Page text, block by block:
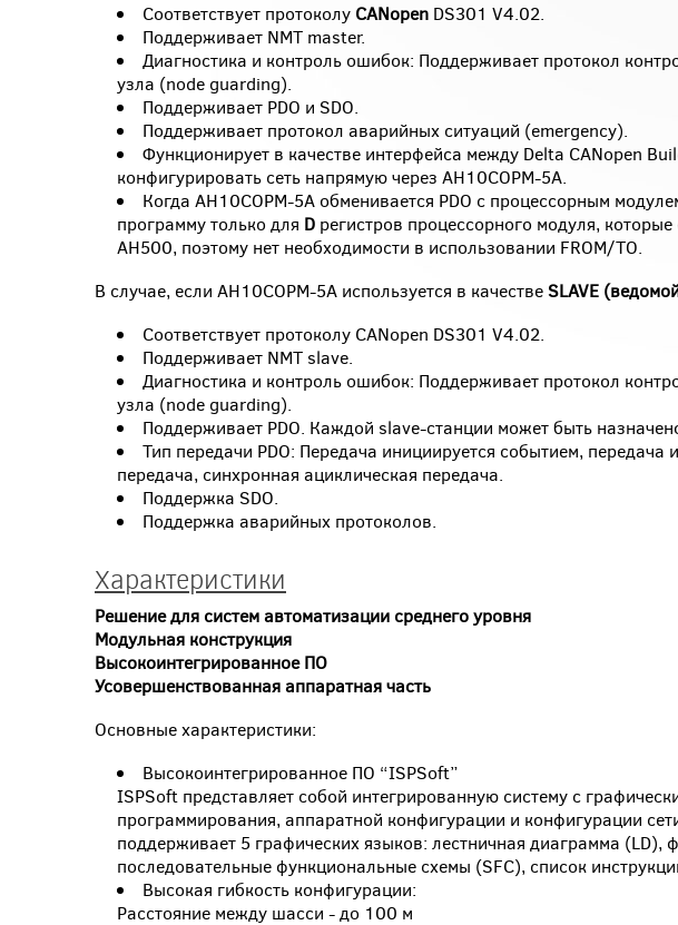
Соответствует протоколу CANopen DS301 V4.02.
Поддерживает NMT master.
Диагностика и контроль ошибок: Поддерживает протокол
узла (node guarding).
Поддерживает PDO и SDO.
Поддерживает протокол аварийных ситуаций (emergency).
Функционирует в качестве интерфейса между Delta CANopen
конфигурировать сеть напрямую через AH10COPM-5A.
Когда AH10COPM-5A обменивается PDO с процессорным
программу только для D регистров процессорного модуля,
AH500, поэтому нет необходимости в использовании FROM/TO.
В случае, если AH10COPM-5A используется в качествеSLAVE
Соответствует протоколу CANopen DS301 V4.02.
Поддерживает NMT slave.
Диагностика и контроль ошибок: Поддерживает протокол
узла (node guarding).
Поддерживает PDO. Каждой slave-станции может быть
Тип передачи PDO: Передача инициируется событием,
передача, синхронная ациклическая передача.
Поддержка SDO.
Поддержка аварийных протоколов.
Характеристики
Решение для систем автоматизации среднего уровня
Модульная конструкция
Высокоинтегрированное ПО
Усовершенствованная аппаратная часть
Основные характеристики:
Высокоинтегрированное ПО “ISPSoft”
ISPSoft представляет собой интегрированную систему с
программирования, аппаратной конфигурации и конфигурации
поддерживает 5 графических языков: лестничная диаграмма
последовательные функциональные схемы (SFC), список
Высокая гибкость конфигурации:
Расстояние между шасси - до 100 м